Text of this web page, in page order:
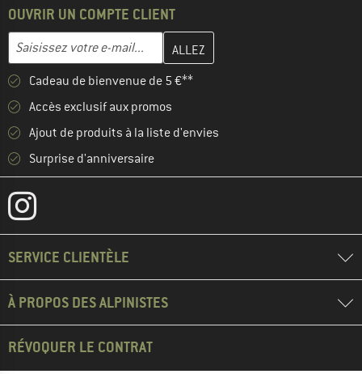
OUVRIR UN COMPTE CLIENT
Adresse e-mail
Entrez votre adresse e-mail ici et créez votre compte client à la
Cadeau de bienvenue de 5 €**
Accès exclusif aux promos
Ajout de produits à la liste d'envies
Surprise d'anniversaire
SERVICE CLIENTÈLE
À PROPOS DES ALPINISTES
RÉVOQUER LE CONTRAT